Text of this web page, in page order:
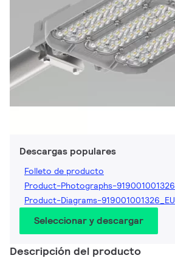
Descargas populares
Folleto de producto
Product-Photographs-
Product-Diagrams-919001001326_EU
Seleccionar y descargar
Descripción del producto